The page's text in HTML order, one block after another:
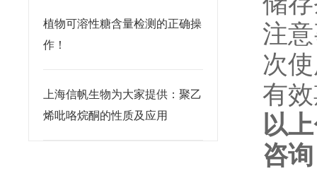
植物可溶性糖含量检测的正确操
作！
上海信帆生物为大家提供：聚乙
烯吡咯烷酮的性质及应用
注
次
有
以
咨